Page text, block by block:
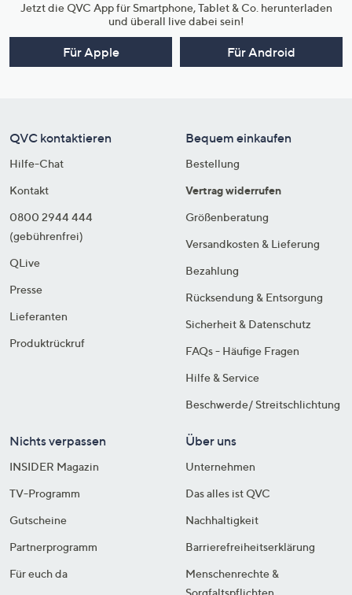
Jetzt die QVC App für Smartphone, Tablet & Co. herunterladen
und überall live dabei sein!
Für Apple Für Android
QVC kontaktieren
Hilfe-Chat
Kontakt
0800 2944 444
(gebührenfrei)
QLive
Presse
Lieferanten
Produktrückruf
Bequem einkaufen
Bestellung
Vertrag widerrufen
Größenberatung
Versandkosten & Lieferung
Bezahlung
Rücksendung & Entsorgung
Sicherheit & Datenschutz
FAQs - Häufige Fragen
Hilfe & Service
Beschwerde/ Streitschlichtung
Nichts verpassen
INSIDER Magazin
TV-Programm
Gutscheine
Partnerprogramm
Für euch da
Über uns
Unternehmen
Das alles ist QVC
Nachhaltigkeit
Barrierefreiheitserklärung
Menschenrechte &